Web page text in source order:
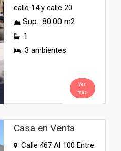
calle 14 y calle 20
Sup. 80.00 m2
1
3 ambientes
Ver
más
Casa en Venta
Calle 467 Al 100 Entre